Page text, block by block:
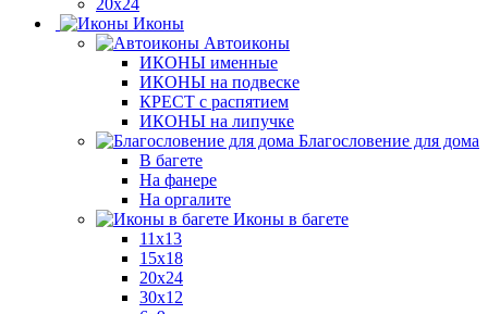
20х24
Иконы
Автоиконы
ИКОНЫ именные
ИКОНЫ на подвеске
КРЕСТ с распятием
ИКОНЫ на липучке
Благословение для дома
В багете
На фанере
На оргалите
Иконы в багете
11x13
15x18
20x24
30х12